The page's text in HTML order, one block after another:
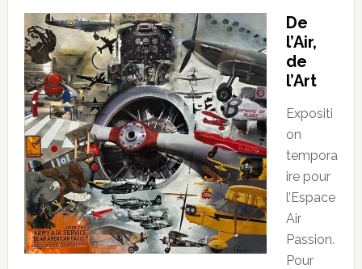
De
l’Air,
de
l’Art
Expositi
on
tempora
ire pour
l’Espace
Air
Passion.
Pour